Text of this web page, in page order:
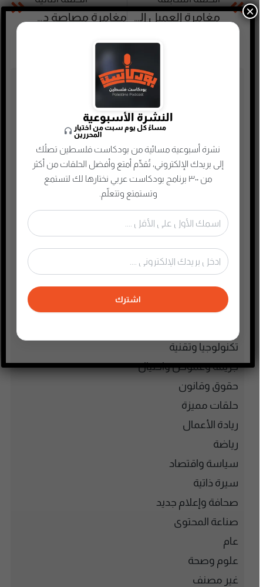
مغامرة العميل المرموق مغامرة مصاصة دماء ساسكس
تصنيفات البودكاست
ألعاب
إدارة وتسويق
الأنمي و المانجا
التجارة الإلكترونية
الذاكرة الشعبية الفلسطينية
الذكاء الإصطناعي
الطفل والحياة الأسرية
تاريخ فلسطين
تكنولوجيا وتقنية
جريمة وغموض واحتيال
حقوق وقانون
حلقات مميزة
ريادة الأعمال
رياضة
سياسة واقتصاد
سيرة ذاتية
صحافة وإعلام جديد
صناعة المحتوى
عام
علوم وصحة
غير مصنف
النشرة الأسبوعية
مساءً كل يوم سبت من اختيار
المحررين
نشرة أسبوعية مسائية من بودكاست فلسطين تصلُك
إلى بريدك الإلكتروني، تُقدِّم أمتع وأفضل الحلقات من أكثر
من ٣٠٠ برنامج بودكاست عربي نختارها لك لتستمع
وتستمتع وتتعلّم.
اشترك
×